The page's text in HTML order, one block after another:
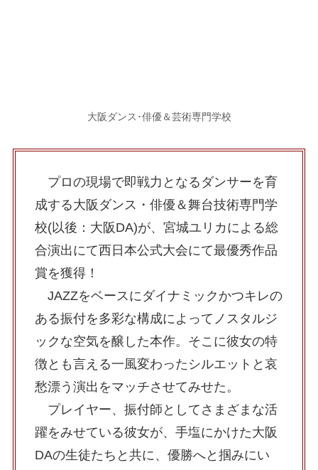
大阪ダンス･俳優＆芸術専門学校
プロの現場で即戦力となるダンサーを育
成する大阪ダンス・俳優＆舞台技術専門学
校(以後：大阪DA)が、宮城ユリカによる総
合演出にて西日本公式大会にて最優秀作品
賞を獲得！
JAZZをベースにダイナミックかつキレの
ある振付を多彩な構成によってノスタルジ
ックな空気を醸した本作。そこに彼女の特
徴とも言える一風変わったシルエットと哀
愁漂う演出をマッチさせてみせた。
プレイヤー、振付師としてさまざまな活
躍をみせている彼女が、手塩にかけた大阪
DAの生徒たちと共に、優勝へと掴みにい